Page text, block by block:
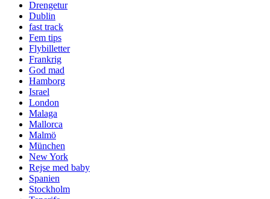
Drengetur
Dublin
fast track
Fem tips
Flybilletter
Frankrig
God mad
Hamborg
Israel
London
Malaga
Mallorca
Malmö
München
New York
Rejse med baby
Spanien
Stockholm